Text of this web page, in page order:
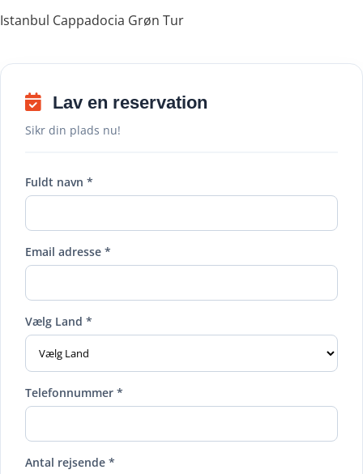
Istanbul Cappadocia Grøn Tur
Lav en reservation
Sikr din plads nu!
Fuldt navn *
Email adresse *
Vælg Land *
Telefonnummer *
Antal rejsende *